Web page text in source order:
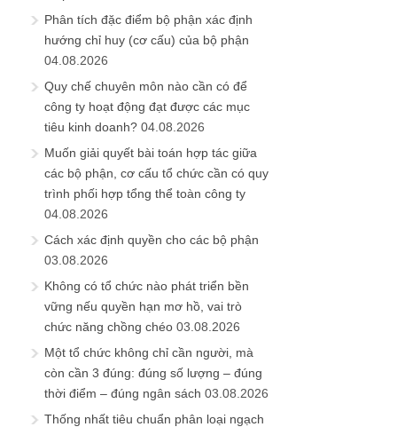
Phân tích đặc điểm bộ phận xác định
hướng chỉ huy (cơ cấu) của bộ phận
04.08.2026
Quy chế chuyên môn nào cần có để
công ty hoạt động đạt được các mục
tiêu kinh doanh? 04.08.2026
Muốn giải quyết bài toán hợp tác giữa
các bộ phận, cơ cấu tổ chức cần có quy
trình phối hợp tổng thể toàn công ty
04.08.2026
Cách xác định quyền cho các bộ phận
03.08.2026
Không có tổ chức nào phát triển bền
vững nếu quyền hạn mơ hồ, vai trò
chức năng chồng chéo 03.08.2026
Một tổ chức không chỉ cần người, mà
còn cần 3 đúng: đúng số lượng – đúng
thời điểm – đúng ngân sách 03.08.2026
Thống nhất tiêu chuẩn phân loại ngạch